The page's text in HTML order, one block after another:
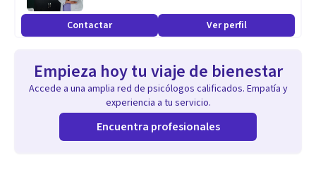
- Especialista en Terapia Familiar, de Pareja e Individual
Sistémica. ITAD.
- Experta en Inteligencia Emocional. AEPSIS.
- Experta en Trastornos de la Personalidad. AEFDP.
- Voluntariados en Cáritas y Hermanita de los Pobres.
- Curso de Antropología, Evaluación e Intervención del
Contactar Ver perfil
Empieza hoy tu viaje de bienestar
Accede a una amplia red de psicólogos calificados. Empatía y
experiencia a tu servicio.
Encuentra profesionales